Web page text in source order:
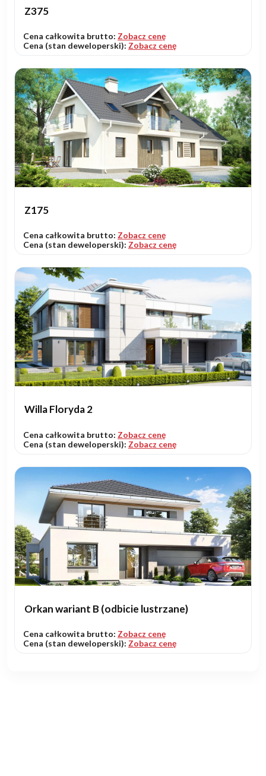
Z375
Cena całkowita brutto: Zobacz cenę
Cena (stan deweloperski): Zobacz cenę
Z175
Cena całkowita brutto: Zobacz cenę
Cena (stan deweloperski): Zobacz cenę
Willa Floryda 2
Cena całkowita brutto: Zobacz cenę
Cena (stan deweloperski): Zobacz cenę
Orkan wariant B (odbicie lustrzane)
Cena całkowita brutto: Zobacz cenę
Cena (stan deweloperski): Zobacz cenę